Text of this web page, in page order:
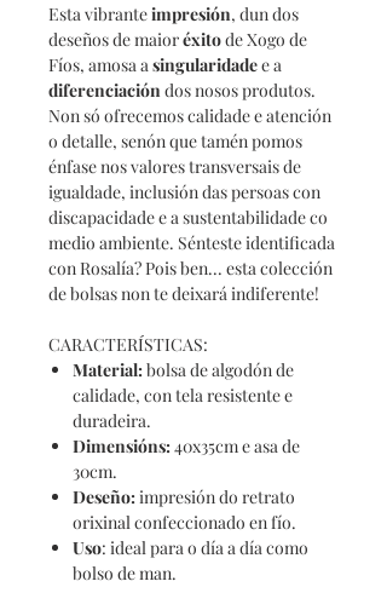
Esta vibranteimpresión, dun dos
deseños de maioréxitode Xogo de
Fíos, amosa asingularidadee a
diferenciacióndos nosos produtos.
Non só ofrecemos calidade e atención
o detalle, senón que tamén pomos
énfase nos valores transversais de
igualdade, inclusión das persoas con
discapacidade e a sustentabilidade co
medio ambiente. Sénteste identificada
con Rosalía? Pois ben... esta colección
de bolsas non te deixará indiferente!
CARACTERÍSTICAS:
Material:bolsa de algodón de
calidade, con tela resistente e
duradeira.
Dimensións:40x35cm e asa de
30cm.
Deseño:impresión do retrato
orixinal confeccionado en fío.
Uso: ideal para o día a día como
bolso de man.